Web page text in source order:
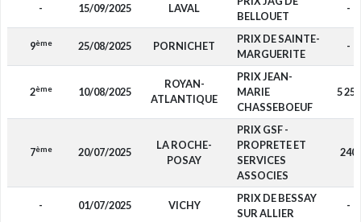
- 15/09/2025 LAVAL
BELLOUET
-
9ème 25/08/2025 PORNICHET
PRIX DE SAINTE-
MARGUERITE
-
2ème 10/08/2025
ROYAN-
ATLANTIQUE
PRIX JEAN-
MARIE
CHASSEBOEUF
5 250
7ème 20/07/2025
LA ROCHE-
POSAY
PRIX GSF -
PROPRETE ET
SERVICES
ASSOCIES
240
- 01/07/2025 VICHY
PRIX DE BESSAY
SUR ALLIER
-